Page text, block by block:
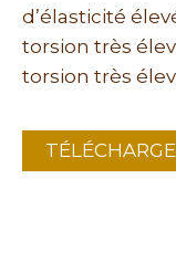
d’élasticité
torsion très
torsion très